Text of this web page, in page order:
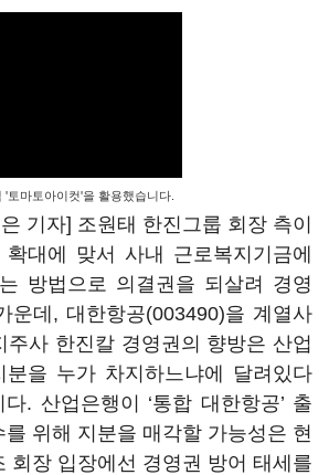
토마토아이컷'을 활용했습니다.
기자] 조원태 한진그룹 회장 측이
대에 맞서 사내 근로복지기금에
방법으로 의결권을 되살려 경영
운데, 대한항공(003490)을 계열사
주사 한진칼 경영권의 향방은 산업
분을 누가 차지하느냐에 달려있다
. 산업은행이 ‘통합 대한항공’ 출
를 위해 지분을 매각할 가능성은 현
회장 입장에선 경영권 방어 태세를